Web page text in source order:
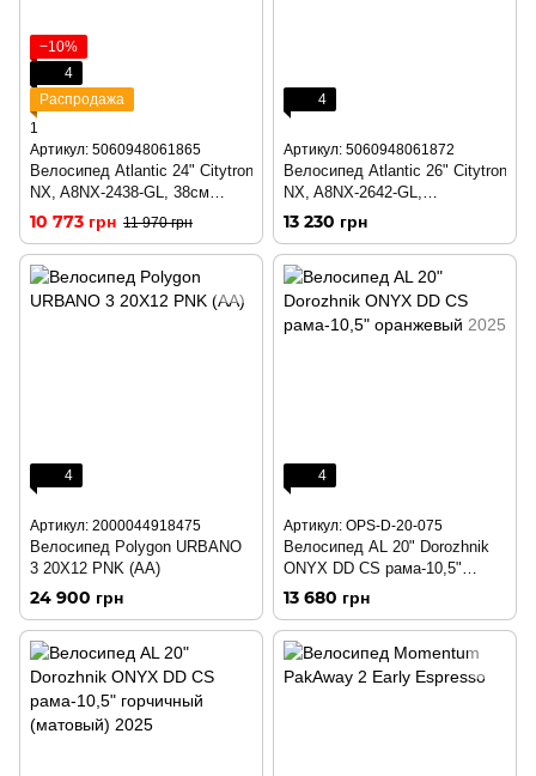
−10%
4
Распродажа
1
Артикул: 5060948061865
Велосипед Atlantic 24" Citytron
NX, A8NX-2438-GL, 38см
(1865)
10 773 грн 11 970 грн
4
Артикул: 5060948061872
Велосипед Atlantic 26" Citytron
NX, A8NX-2642-GL,
M/17"/42см (1872)
13 230 грн
4
Артикул: 2000044918475
Велосипед Polygon URBANO
3 20X12 PNK (AA)
24 900 грн
4
Артикул: OPS-D-20-075
Велосипед AL 20" Dorozhnik
ONYX DD CS рама-10,5"
оранжевый 2025
13 680 грн